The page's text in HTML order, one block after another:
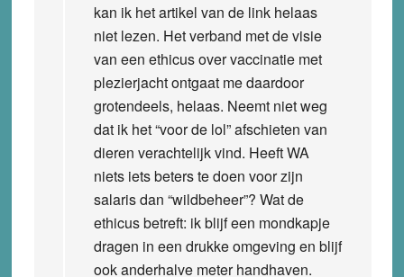
kan ik het artikel van de link helaas
niet lezen. Het verband met de visie
van een ethicus over vaccinatie met
plezierjacht ontgaat me daardoor
grotendeels, helaas. Neemt niet weg
dat ik het “voor de lol” afschieten van
dieren verachtelijk vind. Heeft WA
niets iets beters te doen voor zijn
salaris dan “wildbeheer”? Wat de
ethicus betreft: ik blijf een mondkapje
dragen in een drukke omgeving en blijf
ook anderhalve meter handhaven.